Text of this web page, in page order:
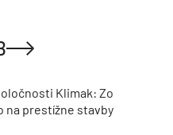
Klimak: Zo
na prestížne stavby